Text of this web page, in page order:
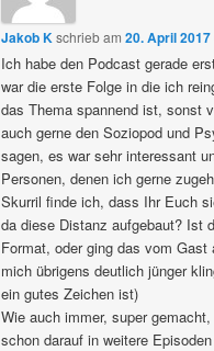
Jakob Kschriebam20. April
Ich habe den Podcast gerade
war die erste Folge in die ich
das Thema spannend ist, sonst
auch gerne den Soziopod und
sagen, es war sehr interessant
Personen, denen ich gerne
Skurril finde ich, dass Ihr Euch
da diese Distanz aufgebaut? Ist
Format, oder ging das vom Gast
mich übrigens deutlich jünger
ein gutes Zeichen ist)
Wie auch immer, super
schon darauf in weitere